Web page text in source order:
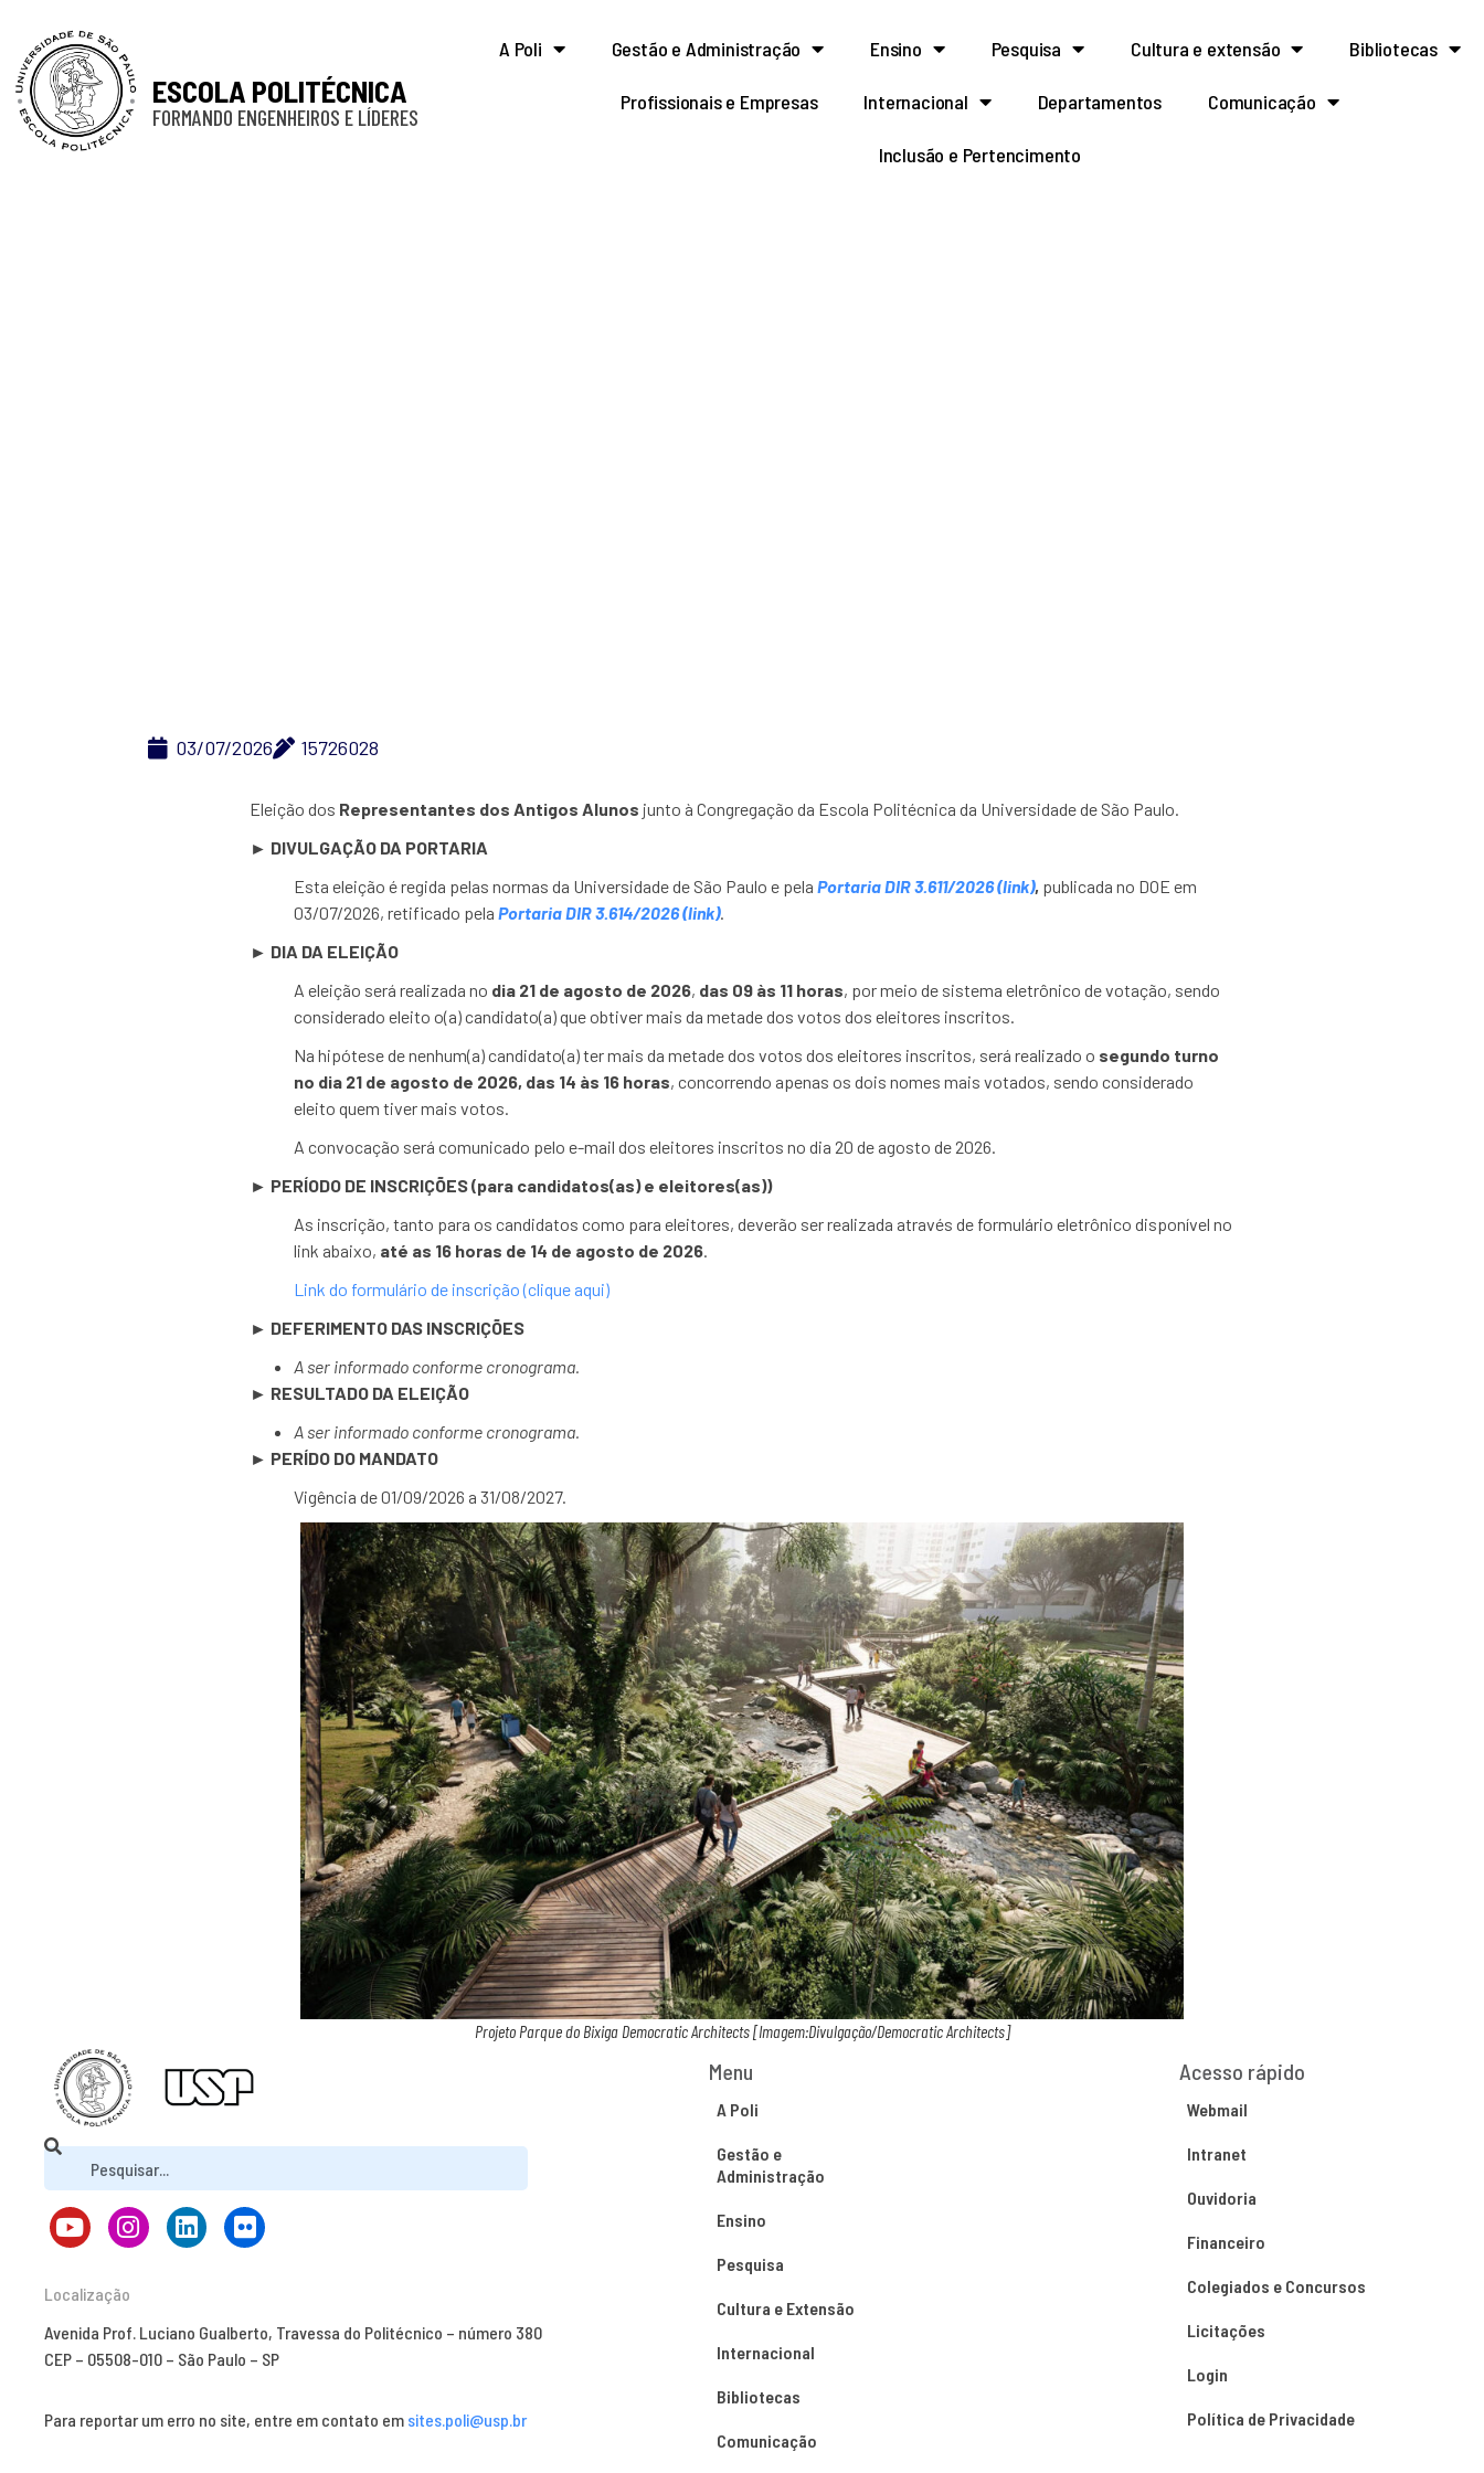
ESCOLA POLITÉCNICA
FORMANDO ENGENHEIROS E LÍDERES
A Poli Gestão e Administração Ensino Pesquisa Cultura e extensão Bibliotecas
Profissionais e Empresas Internacional Departamentos Comunicação
Inclusão e Pertencimento
03/07/2026 15726028
Eleição dos Representantes dos Antigos Alunos junto à Congregação da Escola Politécnica da Universidade de São Paulo.
► DIVULGAÇÃO DA PORTARIA
Esta eleição é regida pelas normas da Universidade de São Paulo e pela Portaria DIR 3.611/2026 (link), publicada no DOE em
03/07/2026, retificado pela Portaria DIR 3.614/2026 (link).
► DIA DA ELEIÇÃO
A eleição será realizada no dia 21 de agosto de 2026, das 09 às 11 horas, por meio de sistema eletrônico de votação, sendo
considerado eleito o(a) candidato(a) que obtiver mais da metade dos votos dos eleitores inscritos.
Na hipótese de nenhum(a) candidato(a) ter mais da metade dos votos dos eleitores inscritos, será realizado o segundo turno
no dia 21 de agosto de 2026, das 14 às 16 horas, concorrendo apenas os dois nomes mais votados, sendo considerado
eleito quem tiver mais votos.
A convocação será comunicado pelo e-mail dos eleitores inscritos no dia 20 de agosto de 2026.
► PERÍODO DE INSCRIÇÕES (para candidatos(as) e eleitores(as))
As inscrição, tanto para os candidatos como para eleitores, deverão ser realizada através de formulário eletrônico disponível no
link abaixo, até as 16 horas de 14 de agosto de 2026.
Link do formulário de inscrição (clique aqui)
► DEFERIMENTO DAS INSCRIÇÕES
A ser informado conforme cronograma.
► RESULTADO DA ELEIÇÃO
A ser informado conforme cronograma.
► PERÍDO DO MANDATO
Vigência de 01/09/2026 a 31/08/2027.
Projeto Parque do Bixiga Democratic Architects [Imagem:Divulgação/Democratic Architects]
Localização
Avenida Prof. Luciano Gualberto, Travessa do Politécnico – número 380
CEP – 05508-010 – São Paulo – SP
Para reportar um erro no site, entre em contato em sites.poli@usp.br
Menu
A Poli
Gestão e
Administração
Ensino
Pesquisa
Cultura e Extensão
Internacional
Bibliotecas
Comunicação
Acesso rápido
Webmail
Intranet
Ouvidoria
Financeiro
Colegiados e Concursos
Licitações
Login
Política de Privacidade